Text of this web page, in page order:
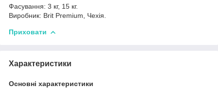
Фасування: 3 кг, 15 кг.
Виробник: Brit Premium, Чехія.
Приховати
Характеристики
Основні характеристики